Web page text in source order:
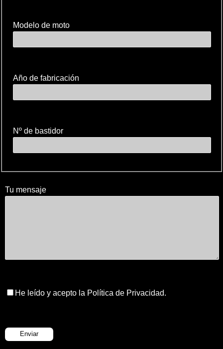
Modelo de moto
Año de fabricación
Nº de bastidor
Tu mensaje
He leído y acepto la Política de Privacidad.